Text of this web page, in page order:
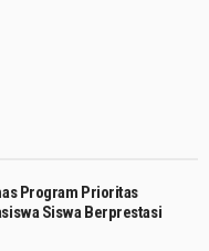
Program Prioritas
Siswa Berprestasi